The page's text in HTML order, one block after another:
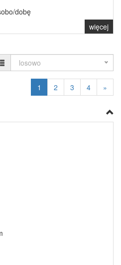
dobę
więcej
losowo
1 2 3 4 »